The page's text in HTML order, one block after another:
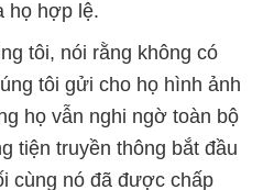
họ hợp lệ.
tôi, nói rằng không có
tôi gửi cho họ hình ảnh
họ vẫn nghi ngờ toàn bộ
tiện truyền thông bắt đầu
cùng nó đã được chấp